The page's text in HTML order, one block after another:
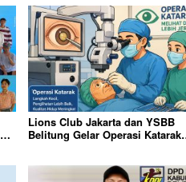
Lions Club Jakarta dan YSBB
Belitung Gelar Operasi Katarak